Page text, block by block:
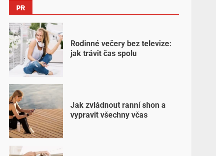
PR
Rodinné večery bez televize:
jak trávit čas spolu
Jak zvládnout ranní shon a
vypravit všechny včas